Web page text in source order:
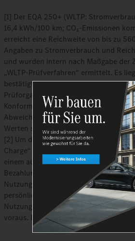
[1] Der EQA 250+ (WLTP:
16,4 kWh/100 km; CO₂-Emissionen
erreicht eine Reichweite von bis zu
Angaben zu Stromverbrauch und
und wurden intern nach Maßgabe der
„WLTP-Prüfverfahren“ ermittelt. Es
bestätigte Werte von einer amtlich
Prüforganisation noch eine EG-
Konformitätsbescheinigung mit
Abweichungen zwischen den
Werten sind möglich.
[2] Um den Mercedes me connect
Charge“ nutzen zu können, wird ein
einem ausgewählten Drittanbieter
Bezahlung und Abrechnung der
Nutzung von Mercedes me connect
persönliche Mercedes me ID sowie
Nutzungsbedingungen für die
voraus. Es gelten